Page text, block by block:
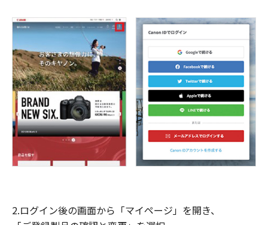
2.ログイン後の画面から「マイページ」を開き、